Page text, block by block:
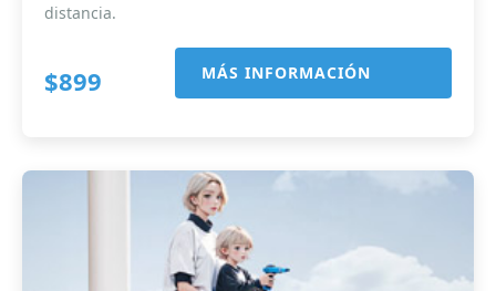
distancia.
$899 MÁS INFORMACIÓN